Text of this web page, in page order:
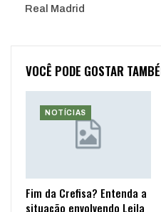
Real Madrid
VOCÊ PODE GOSTAR
NOTÍCIAS
Fim da Crefisa? Entenda a
situação envolvendo Leila